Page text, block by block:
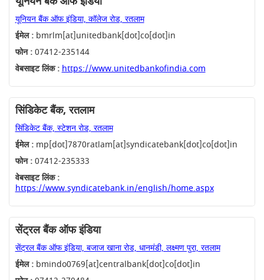
यूनियन बैंक ऑफ इंडिया, कॉलेज रोड, रतलाम
ईमेल :bmrlm[at]unitedbank[dot]co[dot]in
फोन :07412-235144
वेबसाइट लिंक : https://www.unitedbankofindia.com
सिंडिकेट बैंक, रतलाम
सिंडिकेट बैंक, स्टेशन रोड, रतलाम
ईमेल :mp[dot]7870ratlam[at]syndicatebank[dot]co[dot]in
फोन :07412-235333
वेबसाइट लिंक :
https://www.syndicatebank.in/english/home.aspx
सेंट्रल बैंक ऑफ इंडिया
सेंट्रल बैंक ऑफ इंडिया, बजाज खाना रोड, धानमंडी, लक्ष्मण पुरा, रतलाम
ईमेल :bmindo0769[at]centralbank[dot]co[dot]in